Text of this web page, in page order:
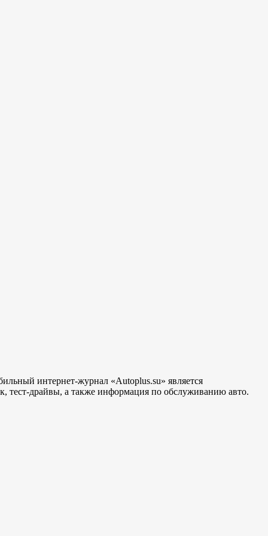
интернет-журнал «Autoplus.su» является
тест-драйвы, а также информация по обслуживанию авто.